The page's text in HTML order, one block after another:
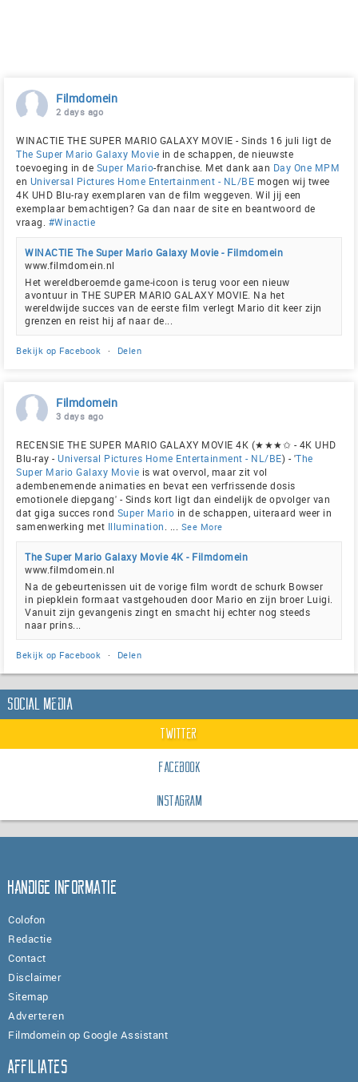
Filmdomein
2 days ago
WINACTIE THE SUPER MARIO GALAXY MOVIE - Sinds 16 juli ligt de
The Super Mario Galaxy Movie in de schappen, de nieuwste
toevoeging in de Super Mario-franchise. Met dank aan Day One MPM
en Universal Pictures Home Entertainment - NL/BE mogen wij twee
4K UHD Blu-ray exemplaren van de film weggeven. Wil jij een
exemplaar bemachtigen? Ga dan naar de site en beantwoord de
vraag. #Winactie
WINACTIE The Super Mario Galaxy Movie - Filmdomein
www.filmdomein.nl
Het wereldberoemde game-icoon is terug voor een nieuw
avontuur in THE SUPER MARIO GALAXY MOVIE. Na het
wereldwijde succes van de eerste film verlegt Mario dit keer zijn
grenzen en reist hij af naar de...
Bekijk op Facebook · Delen
Filmdomein
3 days ago
RECENSIE THE SUPER MARIO GALAXY MOVIE 4K (★★★✩ - 4K UHD
Blu-ray - Universal Pictures Home Entertainment - NL/BE) - 'The
Super Mario Galaxy Movie is wat overvol, maar zit vol
adembenemende animaties en bevat een verfrissende dosis
emotionele diepgang' - Sinds kort ligt dan eindelijk de opvolger van
dat giga succes rond Super Mario in de schappen, uiteraard weer in
samenwerking met Illumination See More
The Super Mario Galaxy Movie 4K - Filmdomein
www.filmdomein.nl
Na de gebeurtenissen uit de vorige film wordt de schurk Bowser
in piepklein formaat vastgehouden door Mario en zijn broer Luigi.
Vanuit zijn gevangenis zingt en smacht hij echter nog steeds
naar prins...
Bekijk op Facebook · Delen
Social Media
Twitter
Facebook
Instagram
Handige informatie
Colofon
Redactie
Contact
Disclaimer
Sitemap
Adverteren
Filmdomein op Google Assistant
Affiliates